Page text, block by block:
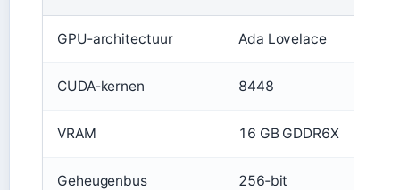
GPU‑architectuur Ada Lovelace
CUDA‑kernen 8448
VRAM 16 GB GDDR6X
Geheugenbus 256‑bit